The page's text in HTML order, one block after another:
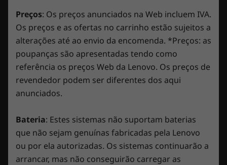
Furtivo e elegante. Gaming com
elegância.
USB-C 3.2 Gen 2 (DisplayPort™ 1.4, alimentação de 135
W)
HDMI™ 2.1
Ethernet (RJ45)
Entrada de alimentação
As velocidades de transferência da porta USB são aproximadas e dependem de vários
atributos dos ficheiros, a configuração do sistema e os ambientes operativos; as
velocidades reais poderão variar e poderão ser inferiores às esperadas.
Teclado
preocupações ao adquirir esta atualização com o seu
dispositivo ou durante o período de garantia original
de um ano da bateria (se a bateria estiver em bom
estado). Melhor ainda, beneficia de uma cobertura
para uma substituição da bateria no caso de surgir um
problema. Melhore a sua experiência com a opção de
atualização para o On-site Service. Na Lenovo, a
excelência reside na combinação do desempenho e da
Preços: Os preços anunciados na Web incluem IVA.
Os preços e as ofertas no carrinho estão sujeitos a
alterações até ao envio da encomenda. *Preços: as
poupanças são apresentadas tendo como
referência os preços Web da Lenovo. Os preços de
revendedor podem ser diferentes dos aqui
anunciados.
Bateria: Estes sistemas não suportam baterias
que não sejam genuínas fabricadas pela Lenovo
ou por ela autorizadas. Os sistemas continuarão a
arrancar, mas não conseguirão carregar as